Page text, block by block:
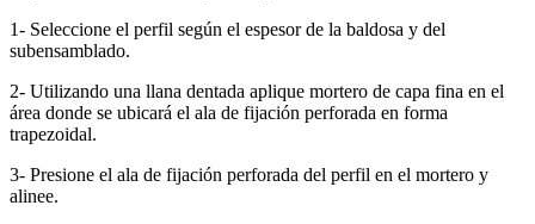
1- Seleccione el perfil según el espesor de la baldosa y del
subensamblado.
2- Utilizando una llana dentada aplique mortero de capa fina en el
área donde se ubicará el ala de fijación perforada en forma
trapezoidal.
3- Presione el ala de fijación perforada del perfil en el mortero y
alinee.